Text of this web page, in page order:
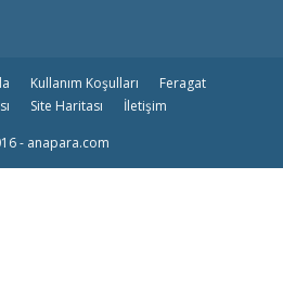
Kullanım Koşulları
Feragat
Site Haritası
İletişim
- anapara.com